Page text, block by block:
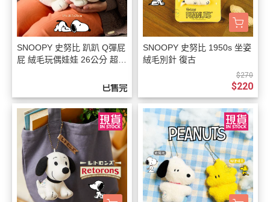
SNOOPY 史努比 趴趴 Q彈屁
屁 絨毛玩偶娃娃 26公分 超好
已售完
SNOOPY 史努比 1950s 坐姿
絨毛別針 復古
$270
$220